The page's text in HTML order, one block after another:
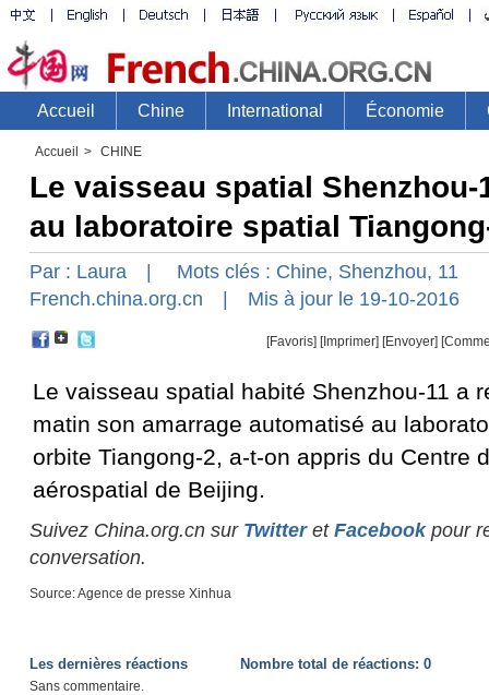
Accueil > CHINE
Le vaisseau spatial Shenzhou-
au laboratoire spatial
Par : Laura | Mots clés : Chine, Shenzhou, 11
French.china.org.cn | Mis à jour le 19-10-2016
[Favoris] [Imprimer] [Envoyer]
Le vaisseau spatial habité Shenzhou-11 a
matin son amarrage automatisé au
orbite Tiangong-2, a-t-on appris du Centre
aérospatial de Beijing.
Suivez China.org.cn sur Twitteret Facebookpour
conversation.
Source: Agence de presse Xinhua
Les dernières réactions Nombre total de réactions: 0
Sans commentaire.